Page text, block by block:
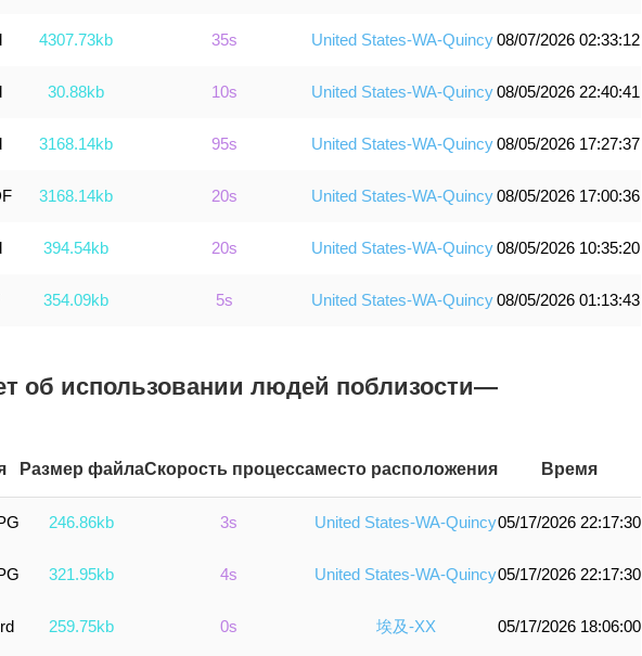
4307.73kb 35s United States-WA-Quincy08/07/2026 02:33:12
30.88kb 10s United States-WA-Quincy08/05/2026 22:40:41
3168.14kb 95s United States-WA-Quincy08/05/2026 17:27:37
3168.14kb 20s United States-WA-Quincy08/05/2026 17:00:36
394.54kb 20s United States-WA-Quincy08/05/2026 10:35:20
354.09kb 5s United States-WA-Quincy08/05/2026 01:13:43
об использовании людей поблизости—
Размер файлаСкорость процессаместо расположения Время
246.86kb 3s United States-WA-Quincy05/17/2026 22:17:30
321.95kb 4s United States-WA-Quincy05/17/2026 22:17:30
259.75kb 0s 埃及-XX 05/17/2026 18:06:00